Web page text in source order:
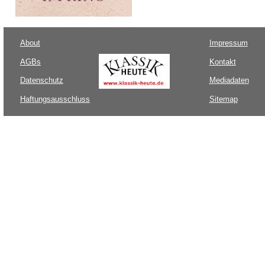
About
AGBs
Datenschutz
Haftungsausschluss
Impressum
Kontakt
Mediadaten
Sitemap